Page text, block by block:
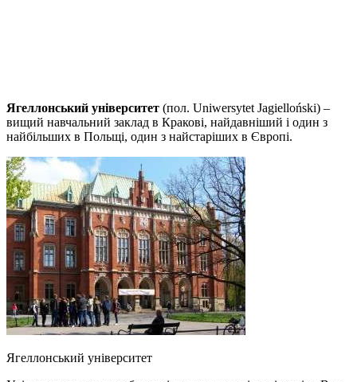
Ягеллонський університет (пол. Uniwersytet Jagielloński) –
вищий навчальний заклад в Кракові, найдавніший і один з
найбільших в Польщі, один з найстаріших в Європі.
Ягеллонський університет